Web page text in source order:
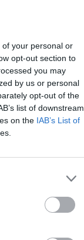
your personal or
opt-out section to
you may
by us or personal
opt-out of the
list of downstream
on the IAB’s List of